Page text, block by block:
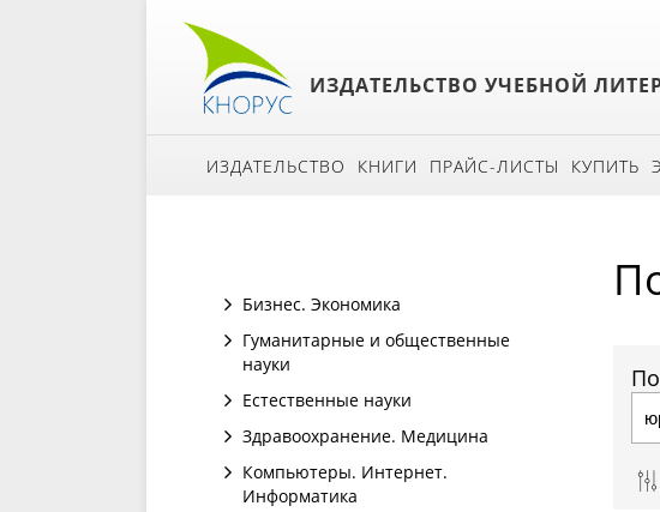
ИЗДАТЕЛЬСТВО УЧЕБНОЙ
ИЗДАТЕЛЬСТВО КНИГИ ПРАЙС-ЛИСТЫ КУПИТЬ
Бизнес. Экономика
Гуманитарные и общественные
науки
Естественные науки
Здравоохранение. Медицина
Компьютеры. Интернет.
Информатика